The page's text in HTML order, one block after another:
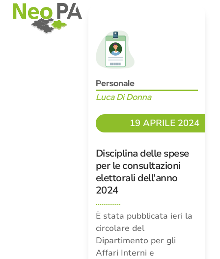
SkipOpen
mobile
menu
Close
mobile
menu
Personale
Luca Di Donna
19 APRILE 2024
Disciplina delle spese
per le consultazioni
elettorali dell’anno
2024
È stata pubblicata ieri la
circolare del
Dipartimento per gli
Affari Interni e